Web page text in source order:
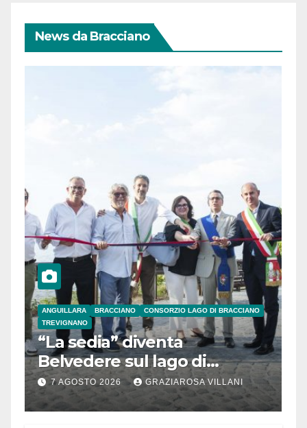
News da Bracciano
ANGUILLARA BRACCIANO
CONSORZIO LAGO DI BRACCIANO
TREVIGNANO
“La sedia” diventa
Belvedere sul lago di
Bracciano: ieri
l’inaugurazione
7 AGOSTO 2026 GRAZIAROSA VILLANI